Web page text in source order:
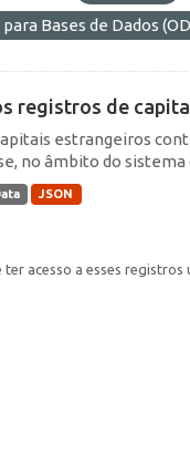
Bases de Dados
registros de
estrangeiros
no âmbito do
JSON
acesso a esses registros